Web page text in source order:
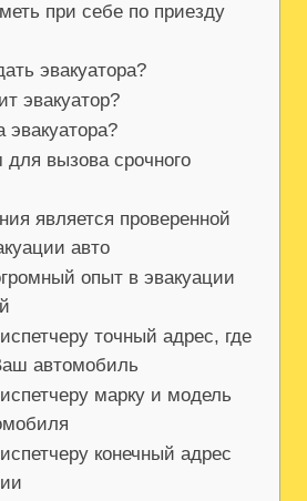
при себе по приезду
эвакуатора?
эвакуатор?
эвакуатора?
для вызова срочного
является проверенной
авто
опыт в эвакуации
точный адрес, где
автомобиль
марку и модель
конечный адрес